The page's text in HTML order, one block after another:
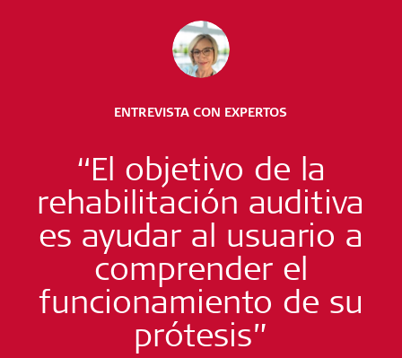
Suscríbete ahora
Spanish – Spain
ENTREVISTA CON EXPERTOS
“El objetivo de la
rehabilitación auditiva
es ayudar al usuario a
comprender el
funcionamiento de su
prótesis”